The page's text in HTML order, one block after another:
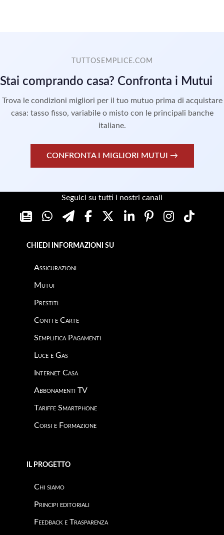
TUTTOSEMPLICE.COM
Stai comprando casa? Confronta i Mutui
Trova le condizioni migliori per il tuo mutuo prima di acquistare
casa: tasso fisso, variabile o misto con le principali banche
italiane.
CONFRONTA I MIGLIORI MUTUI →
Seguici su tutti i nostri canali
CHIEDI INFORMAZIONI SU
Assicurazioni
Mutui
Prestiti
Conti e Carte
Semplifica Pagamenti
Luce e Gas
Internet Casa
Abbonamenti TV
Tariffe Smartphone
Corsi e Formazione
IL PROGETTO
Chi siamo
Principi editoriali
Feedback e Trasparenza